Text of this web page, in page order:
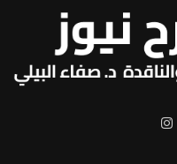
يوتيوب